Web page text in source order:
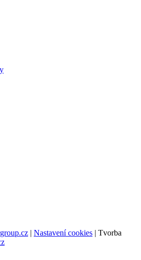
| Nastavení cookies | Tvorba